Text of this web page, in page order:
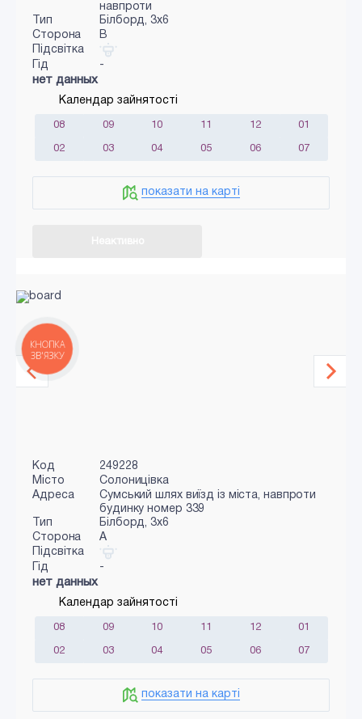
навпроти
Тип
Білборд, 3х6
Сторона
B
Підсвітка
Гід
-
нет данных
Календар зайнятості
08 09 10 11 12 01
02 03 04 05 06 07
показати на карті
Код
249228
Місто
Солоницівка
Адреса
Сумський шлях виїзд із міста, навпроти
будинку номер 339
Тип
Білборд, 3х6
Сторона
A
Підсвітка
Гід
-
нет данных
Календар зайнятості
08 09 10 11 12 01
02 03 04 05 06 07
показати на карті
КНОПКА
ЗВ'ЯЗКУ